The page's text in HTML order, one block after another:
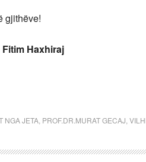
gjithëve!
Haxhiraj
NGA JETA PROF.DR.MURAT GECAJ